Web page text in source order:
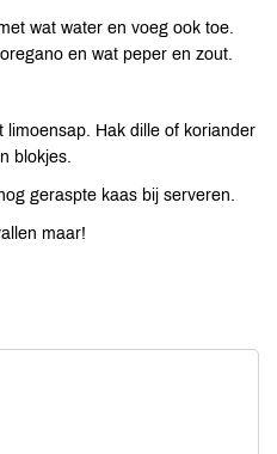
wat water en voeg ook toe.
en wat peper en zout.
limoensap. Hak dille of koriander
blokjes.
geraspte kaas bij serveren.
maar!